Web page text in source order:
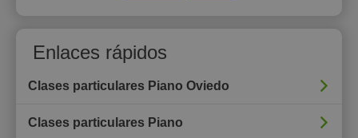
Enlaces rápidos
Clases particulares Piano Oviedo
Clases particulares Piano